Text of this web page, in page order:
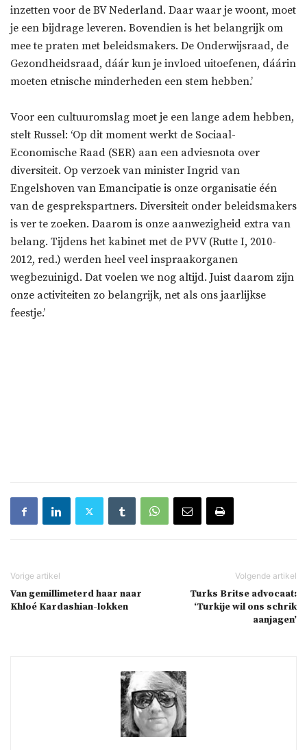
inzetten voor de BV Nederland. Daar waar je woont, moet
je een bijdrage leveren. Bovendien is het belangrijk om
mee te praten met beleidsmakers. De Onderwijsraad, de
Gezondheidsraad, dáár kun je invloed uitoefenen, dáárin
moeten etnische minderheden een stem hebben.’
Voor een cultuuromslag moet je een lange adem hebben,
stelt Russel: ‘Op dit moment werkt de Sociaal-
Economische Raad (SER) aan een adviesnota over
diversiteit. Op verzoek van minister Ingrid van
Engelshoven van Emancipatie is onze organisatie één
van de gesprekspartners. Diversiteit onder beleidsmakers
is ver te zoeken. Daarom is onze aanwezigheid extra van
belang. Tijdens het kabinet met de PVV (Rutte I, 2010-
2012, red.) werden heel veel inspraakorganen
wegbezuinigd. Dat voelen we nog altijd. Juist daarom zijn
onze activiteiten zo belangrijk, net als ons jaarlijkse
feestje.’
Van gemillimeterd haar naar
Khloé Kardashian-lokken
Turks Britse advocaat:
‘Turkije wil ons schrik
aanjagen’